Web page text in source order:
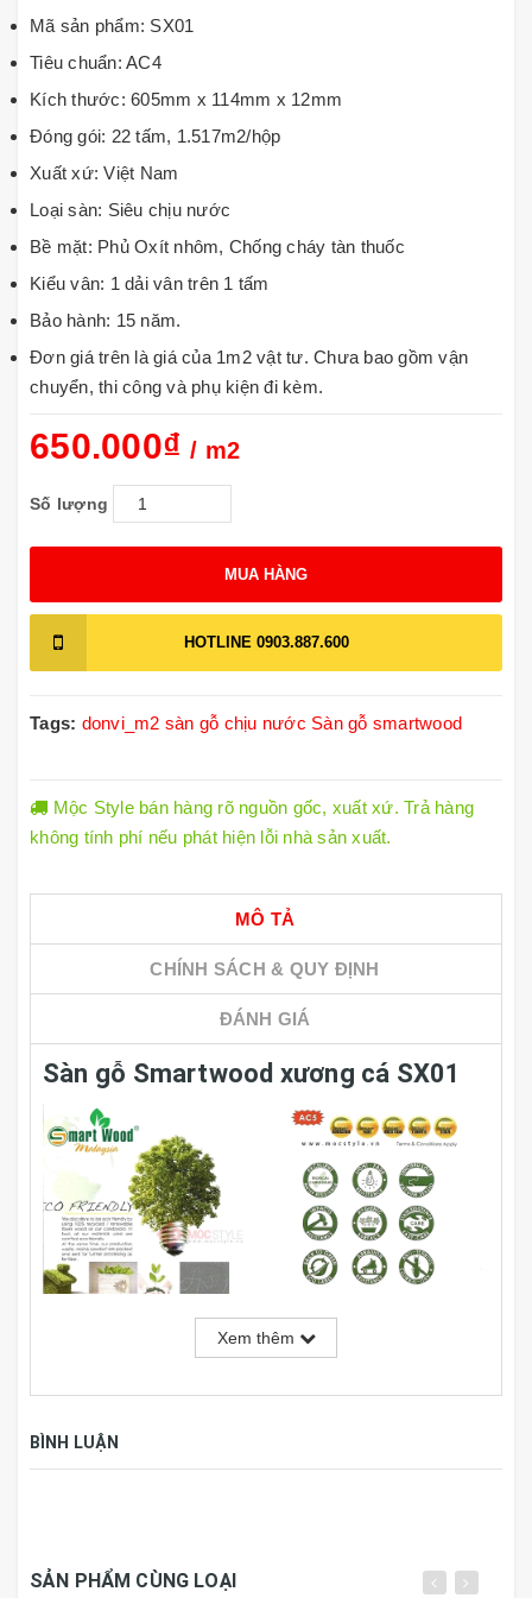
Mã sản phẩm: SX01
Tiêu chuẩn: AC4
Kích thước: 605mm x 114mm x 12mm
Đóng gói: 22 tấm, 1.517m2/hộp
Xuất xứ: Việt Nam
Loại sàn: Siêu chịu nước
Bề mặt: Phủ Oxít nhôm, Chống cháy tàn thuốc
Kiểu vân: 1 dải vân trên 1 tấm
Bảo hành: 15 năm.
Đơn giá trên là giá của 1m2 vật tư. Chưa bao gồm vận
chuyển, thi công và phụ kiện đi kèm.
650.000₫/ m2
Số lượng
MUA HÀNG
HOTLINE 0903.887.600
Tags: donvi_m2 sàn gỗ chịu nước Sàn gỗ smartwood
Mộc Style bán hàng rõ nguồn gốc, xuất xứ. Trả hàng
không tính phí nếu phát hiện lỗi nhà sản xuất.
MÔ TẢ
CHÍNH SÁCH & QUY ĐỊNH
ĐÁNH GIÁ
Sàn gỗ Smartwood xương cá SX01
Thương hiệu Smartwood
Kích thước 605mm x 114mm x 12mm
Xem thêm
BÌNH LUẬN
SẢN PHẨM CÙNG LOẠI